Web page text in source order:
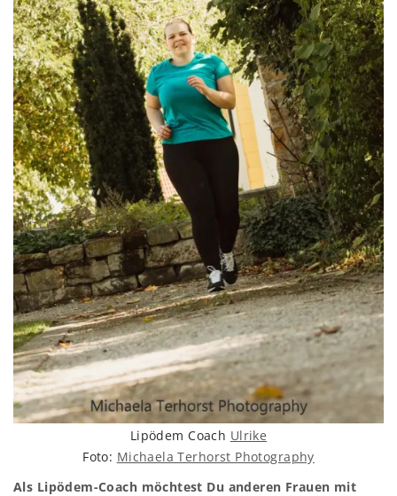
Lipödem Coach Ulrike
Foto: Michaela Terhorst Photography
Als Lipödem-Coach möchtest Du anderen Frauen mit